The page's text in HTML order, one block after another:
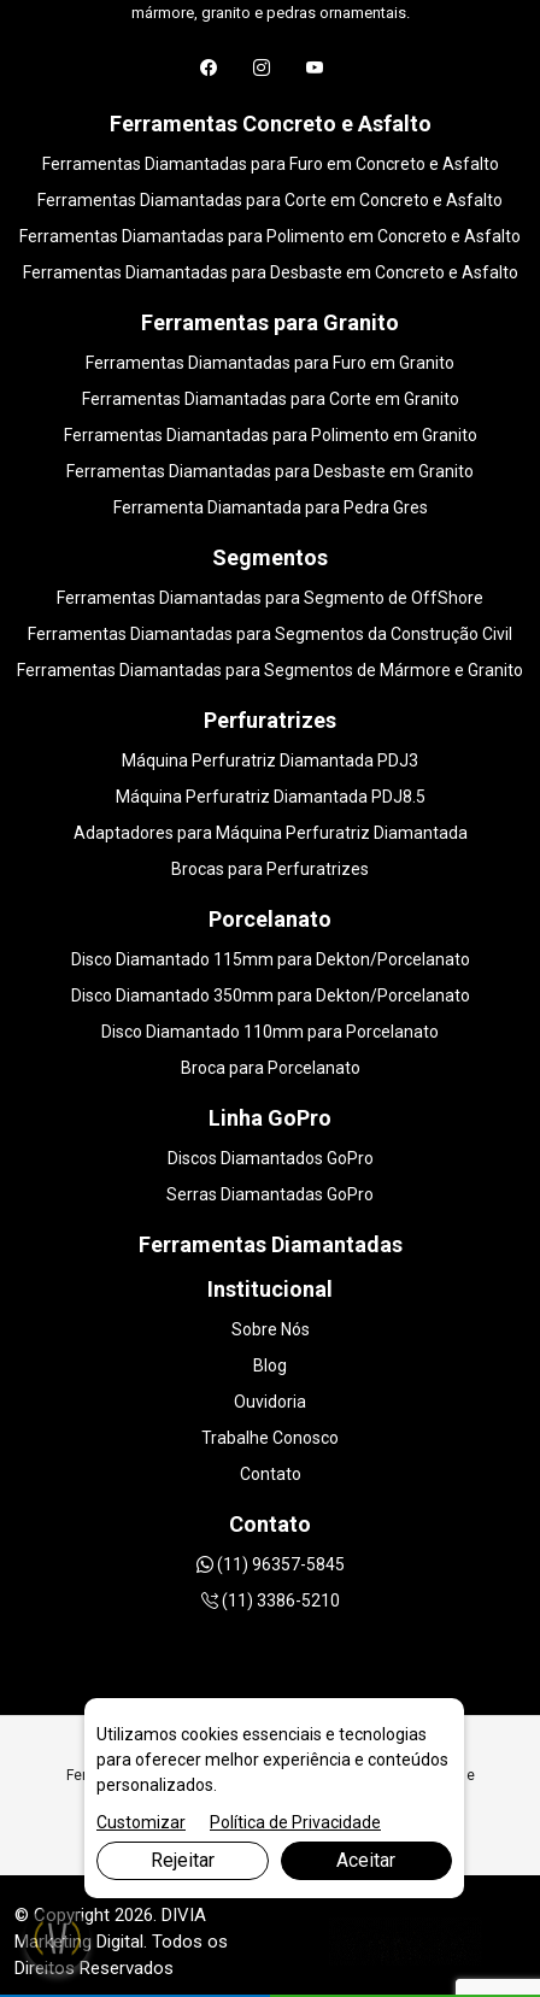
mármore, granito e pedras ornamentais.
Ferramentas Concreto e Asfalto
Ferramentas Diamantadas para Furo em Concreto e Asfalto
Ferramentas Diamantadas para Corte em Concreto e Asfalto
Ferramentas Diamantadas para Polimento em Concreto e Asfalto
Ferramentas Diamantadas para Desbaste em Concreto e Asfalto
Ferramentas para Granito
Ferramentas Diamantadas para Furo em Granito
Ferramentas Diamantadas para Corte em Granito
Ferramentas Diamantadas para Polimento em Granito
Ferramentas Diamantadas para Desbaste em Granito
Ferramenta Diamantada para Pedra Gres
Segmentos
Ferramentas Diamantadas para Segmento de OffShore
Ferramentas Diamantadas para Segmentos da Construção Civil
Ferramentas Diamantadas para Segmentos de Mármore e Granito
Perfuratrizes
Máquina Perfuratriz Diamantada PDJ3
Máquina Perfuratriz Diamantada PDJ8.5
Adaptadores para Máquina Perfuratriz Diamantada
Brocas para Perfuratrizes
Porcelanato
Disco Diamantado 115mm para Dekton/Porcelanato
Disco Diamantado 350mm para Dekton/Porcelanato
Disco Diamantado 110mm para Porcelanato
Broca para Porcelanato
Linha GoPro
Discos Diamantados GoPro
Serras Diamantadas GoPro
Ferramentas Diamantadas
Institucional
Sobre Nós
Blog
Ouvidoria
Trabalhe Conosco
Contato
Contato
(11) 96357-5845
(11) 3386-5210
Ferramentas Diamantadas para Locadoras de Ferramentas e
© Copyright 2026. DIVIA
Marketing Digital. Todos os
Direitos Reservados
Utilizamos cookies essenciais e tecnologias
para oferecer melhor experiência e conteúdos
personalizados.
Customizar
Política de Privacidade
Rejeitar Aceitar